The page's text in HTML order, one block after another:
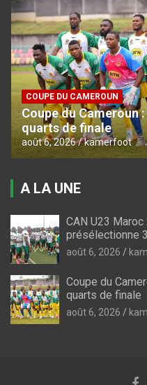
COUPE DU CAMEROUN
Coupe du Cameroun
quarts de finale
août 6, 2026 kamerfoot
A LA UNE
CAN U23 Maroc
présélectionne
août 6, 2026
Coupe du
quarts de finale
août 6, 2026